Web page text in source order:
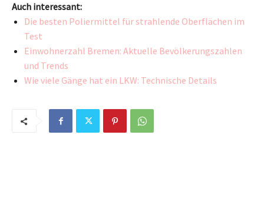
Auch interessant:
Die besten Poliermittel für strahlende Oberflächen im
Test
Einwohnerzahl Bremen: Aktuelle Bevölkerungszahlen
und Trends
Wie viele Gänge hat ein LKW: Technische Details